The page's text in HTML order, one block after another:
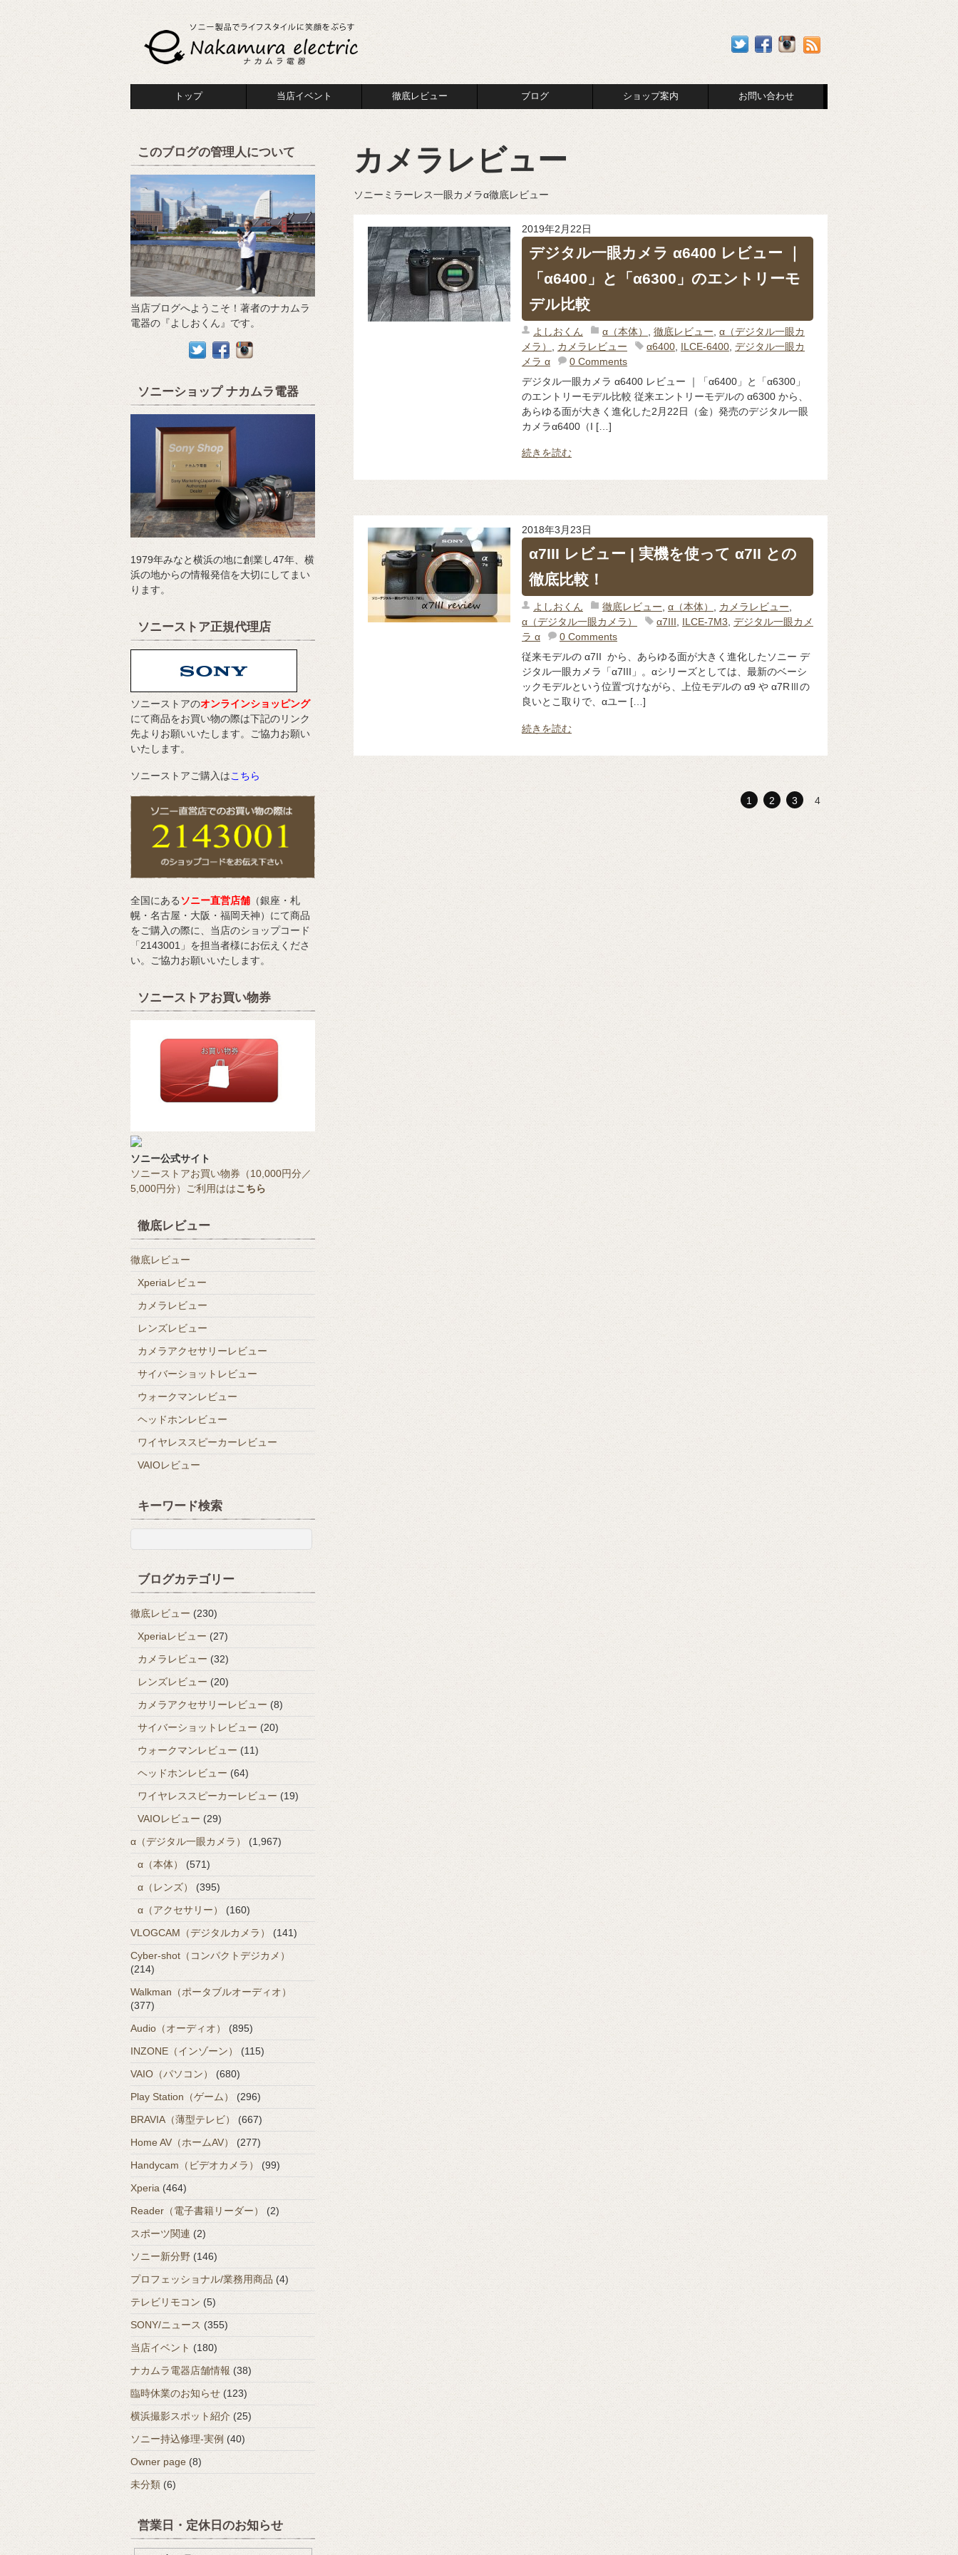
トップ 当店イベント 徹底レビュー ブログ ショップ案内 お問い合わせ
カメラレビュー
ソニーミラーレス一眼カメラα徹底レビュー
2019年2月22日
デジタル一眼カメラ α6400 レビュー ｜
「α6400」と「α6300」のエントリーモ
デル比較
よしおくん α（本体） 徹底レビュー α（デジタル一眼カ
メラ）
カメラレビュー α6400, ILCE-6400, デジタル一眼カ
メラ α
0 Comments
デジタル一眼カメラ α6400 レビュー ｜「α6400」と「α6300」
のエントリーモデル比較 従来エントリーモデルの α6300 から、
あらゆる面が大きく進化した2月22日（金）発売のデジタル一眼
カメラα6400（I […]
続きを読む
2018年3月23日
α7III レビュー | 実機を使って α7II との
徹底比較！
よしおくん 徹底レビュー, α（本体） , カメラレビュー,
α（デジタル一眼カメラ）
α7III, ILCE-7M3, デジタル一眼カメ
ラ α
0 Comments
従来モデルの α7II から、あらゆる面が大きく進化したソニー デ
ジタル一眼カメラ「α7III」。αシリーズとしては、最新のベーシ
ックモデルという位置づけながら、上位モデルの α9 や α7RⅢの
良いとこ取りで、αユー […]
続きを読む
1 2 3 4
このブログの管理人について
当店ブログへようこそ！著者のナカムラ
電器の『よしおくん』です。
ソニーショップ ナカムラ電器
1979年みなと横浜の地に創業し47年、横
浜の地からの情報発信を大切にしてまい
ります。
ソニーストア正規代理店
ソニーストアのオンラインショッピング
にて商品をお買い物の際は下記のリンク
先よりお願いいたします。ご協力お願い
いたします。
ソニーストアご購入はこちら
全国にあるソニー直営店舗 （銀座・札
幌・名古屋・大阪・福岡天神）にて商品
をご購入の際に、当店のショップコード
「2143001」を担当者様にお伝えくださ
い。ご協力お願いいたします。
ソニーストアお買い物券
ソニー公式サイト
ソニーストアお買い物券（10,000円分／
5,000円分）ご利用ははこちら
徹底レビュー
徹底レビュー
Xperiaレビュー
カメラレビュー
レンズレビュー
カメラアクセサリーレビュー
サイバーショットレビュー
ウォークマンレビュー
ヘッドホンレビュー
ワイヤレススピーカーレビュー
VAIOレビュー
キーワード検索
ブログカテゴリー
徹底レビュー (230)
Xperiaレビュー(27)
カメラレビュー (32)
レンズレビュー (20)
カメラアクセサリーレビュー (8)
サイバーショットレビュー (20)
ウォークマンレビュー (11)
ヘッドホンレビュー (64)
ワイヤレススピーカーレビュー (19)
VAIOレビュー (29)
α（デジタル一眼カメラ）
(1,967)
α（本体）
(571)
α（レンズ）
(395)
α（アクセサリー）
(160)
VLOGCAM（デジタルカメラ）
(141)
Cyber-shot（コンパクトデジカメ）
(214)
Walkman（ポータブルオーディオ）
(377)
Audio（オーディオ）
(895)
INZONE（インゾーン）
(115)
VAIO（パソコン）
(680)
Play Station（ゲーム）
(296)
BRAVIA（薄型テレビ）
(667)
Home AV（ホームAV）
(277)
Handycam（ビデオカメラ）
(99)
Xperia (464)
Reader（電子書籍リーダー）
(2)
スポーツ関連 (2)
ソニー新分野 (146)
プロフェッショナル/業務用商品 (4)
テレビリモコン (5)
SONY/ニュース (355)
当店イベント (180)
ナカムラ電器店舗情報 (38)
臨時休業のお知らせ (123)
横浜撮影スポット紹介 (25)
ソニー持込修理-実例 (40)
Owner page (8)
未分類 (6)
営業日・定休日のお知らせ